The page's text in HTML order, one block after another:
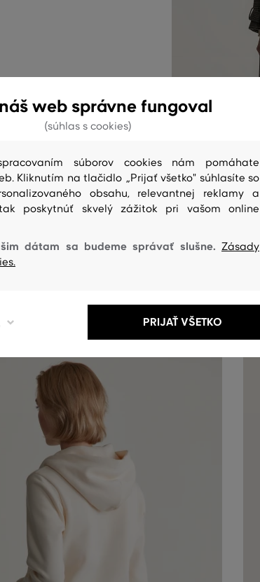
web správne fungoval
(súhlas s cookies)
súborov cookies nám pomáhate
Kliknutím na tlačidlo „Prijať všetko" súhlasíte so
obsahu, relevantnej reklamy a
poskytnúť skvelý zážitok pri vašom online
dátam sa budeme správať slušne. Zásady
PRIJAŤ VŠETKO